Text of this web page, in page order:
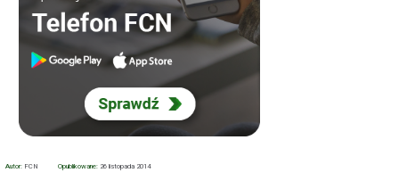
Autor: FCN Opublikowane: 26 listopada 2014